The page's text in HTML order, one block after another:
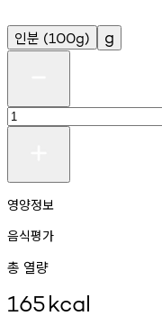
인분 (100g) g
영양정보
음식평가
총 열량
165kcal